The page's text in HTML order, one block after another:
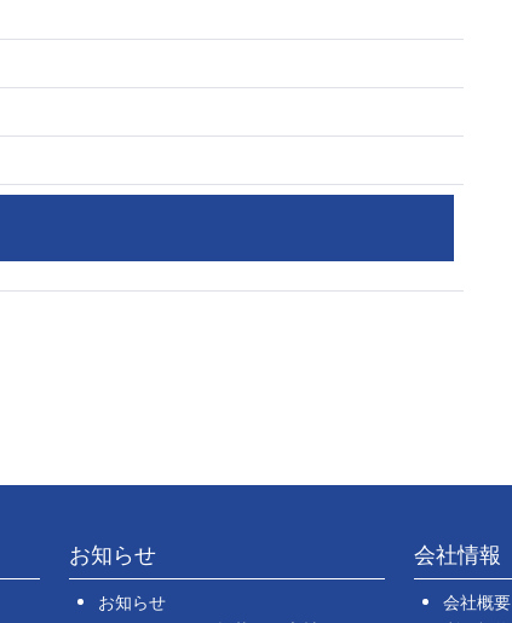
お知らせ
お知らせ
会社情報
会社概要